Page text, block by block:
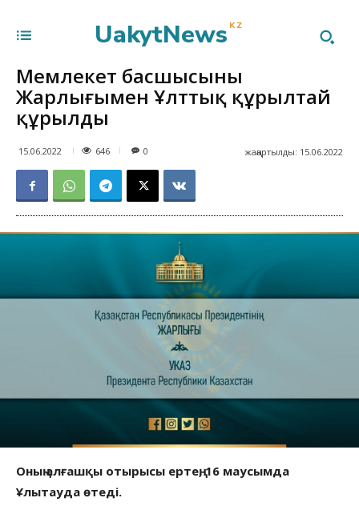
UakytNews KZ
Мемлекет басшысының
Жарлығымен Ұлттық құрылтай
құрылды
15.06.2022 646 жаңартылды: 15.06.2022
0
Оның алғашқы отырысы ертең, 16 маусымда
Ұлытауда өтеді.